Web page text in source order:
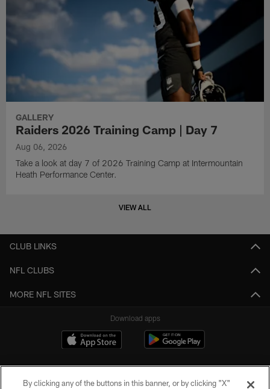
GALLERY
Raiders 2026 Training Camp | Day 7
Aug 06, 2026
Take a look at day 7 of 2026 Training Camp at Intermountain
Heath Performance Center.
VIEW ALL
CLUB LINKS
NFL CLUBS
MORE NFL SITES
Download apps
By clicking any of the buttons in this banner, or by clicking "X"